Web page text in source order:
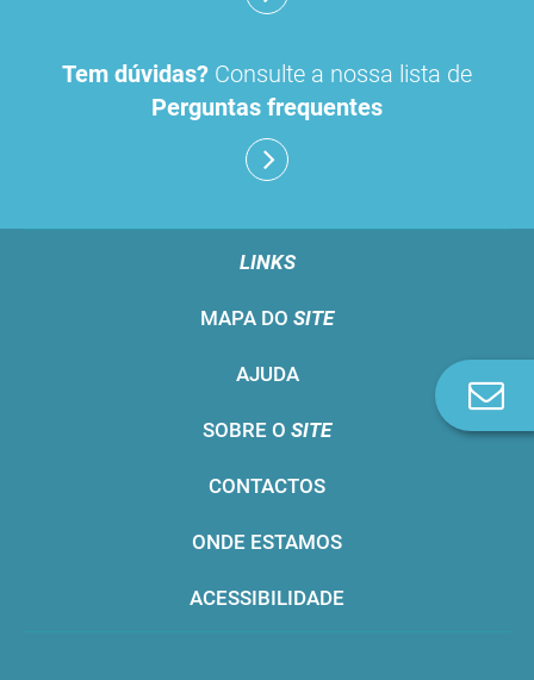
Tem dúvidas? Consulte a nossa lista de
Perguntas frequentes
LINKS
MAPA DO SITE
AJUDA
SOBRE O SITE
CONTACTOS
ONDE ESTAMOS
ACESSIBILIDADE